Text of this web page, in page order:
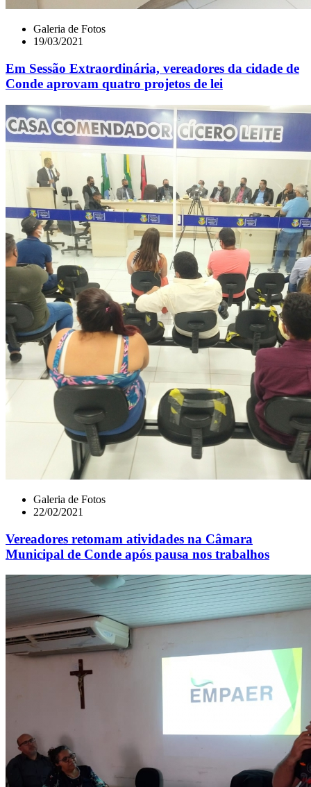
Galeria de Fotos
19/03/2021
Em Sessão Extraordinária, vereadores da cidade de
Conde aprovam quatro projetos de lei
Galeria de Fotos
22/02/2021
Vereadores retomam atividades na Câmara
Municipal de Conde após pausa nos trabalhos